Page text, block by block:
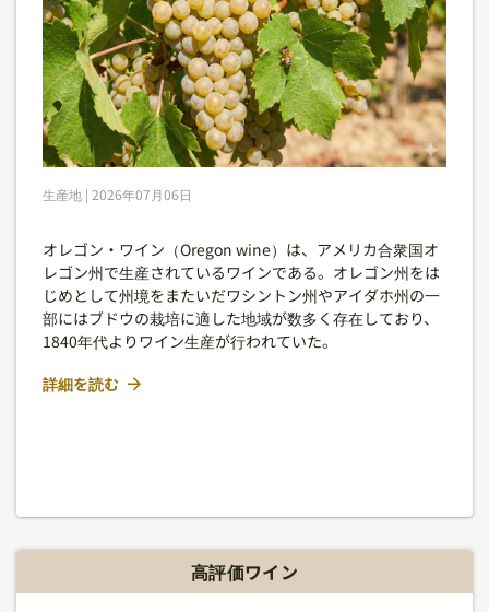
生産地 | 2026年07月06日
オレゴン・ワイン（Oregon wine）は、アメリカ合衆国オ
レゴン州で生産されているワインである。オレゴン州をは
じめとして州境をまたいだワシントン州やアイダホ州の一
部にはブドウの栽培に適した地域が数多く存在しており、
1840年代よりワイン生産が行われていた。
詳細を読む
高評価ワイン